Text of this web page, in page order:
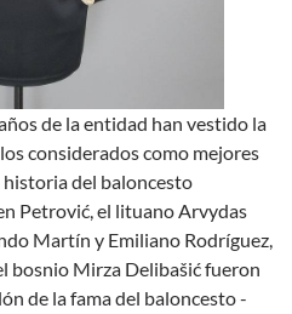
de la entidad han vestido la
considerados como mejores
historia del baloncesto
Petrović, el lituano Arvydas
Martín y Emiliano Rodríguez,
bosnio Mirza Delibašić fueron
de la fama del baloncesto -